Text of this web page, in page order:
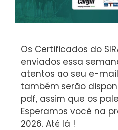
Os Certificados do
enviados essa
atentos ao seu e-
também serão
pdf, assim que os
Esperamos você na
2026. Até lá !